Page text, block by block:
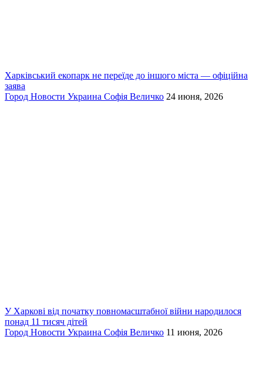
Харківський екопарк не переїде до іншого міста — офіційна
заява
Город Новости Украина Софія Величко 24 июня, 2026
У Харкові від початку повномасштабної війни народилося
понад 11 тисяч дітей
Город Новости Украина Софія Величко 11 июня, 2026